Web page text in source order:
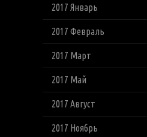
2017 Январь
2017 Февраль
2017 Март
2017 Май
2017 Август
2017 Ноябрь